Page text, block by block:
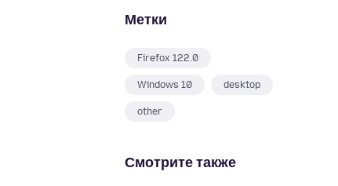
Метки
Firefox 122.0
Windows 10 desktop
other
Смотрите также